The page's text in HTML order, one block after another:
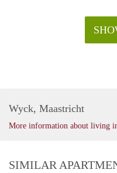
Wyck, Maastricht
More information about living
SIMILAR